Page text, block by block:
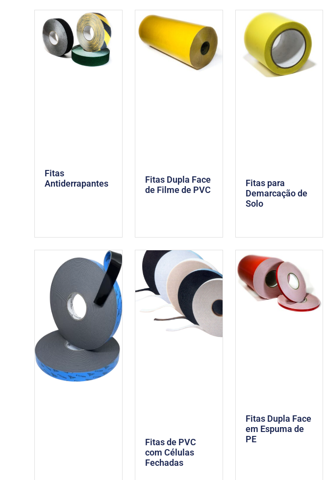
Fitas
Antiderrapantes
Fitas Dupla Face
de Filme de PVC
Fitas para
Demarcação de
Solo
Fitas de PVC
com Células
Fechadas
Fitas Dupla Face
em Espuma de
PE